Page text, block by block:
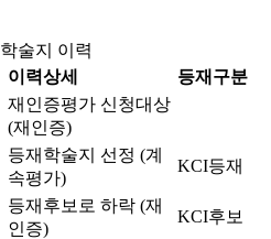
학술지 이력
이력상세 등재구분
재인증평가 신청대상
(재인증)
등재학술지 선정 (계
속평가)
KCI등재
등재후보로 하락 (재
인증)
KCI후보